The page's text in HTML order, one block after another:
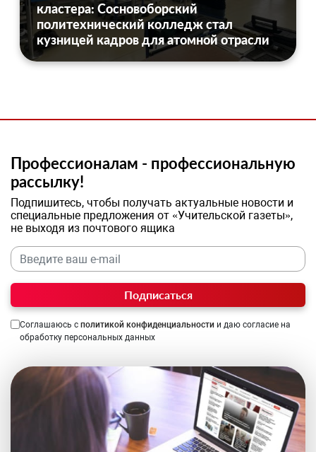
кластера: Сосновоборский
политехнический колледж стал
кузницей кадров для атомной отрасли
Профессионалам - профессиональную
рассылку!
Подпишитесь, чтобы получать актуальные новости и
специальные предложения от «Учительской газеты»,
не выходя из почтового ящика
Подписаться
Соглашаюсь с политикой конфиденциальности и даю согласие на
обработку персональных данных